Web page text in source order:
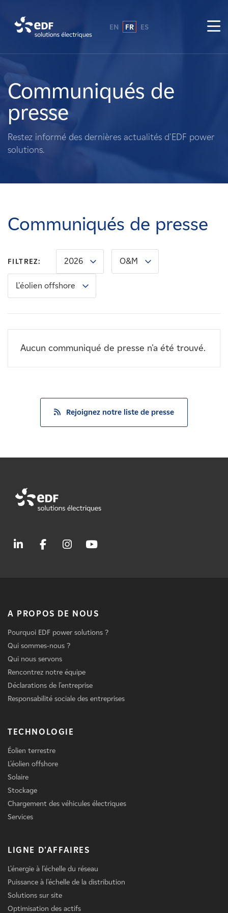
A propos de nous
Ce que nous faisons
Propriétaires fonciers
Carrières
Nouvelles
Contactez-nous
EN FR ES
Communiqués de
presse
Restez informé des dernières actualités d'EDF power
solutions.
Communiqués de presse
FILTREZ: 2026 O&M
L'éolien offshore
Aucun communiqué de presse n'a été trouvé.
Rejoignez notre liste de presse
A PROPOS DE NOUS
Pourquoi EDF power solutions ?
Qui sommes-nous ?
Qui nous servons
Rencontrez notre équipe
Déclarations de l'entreprise
Responsabilité sociale des entreprises
TECHNOLOGIE
Éolien terrestre
L'éolien offshore
Solaire
Stockage
Chargement des véhicules électriques
Services
LIGNE D'AFFAIRES
L'énergie à l'échelle du réseau
Puissance à l'échelle de la distribution
Solutions sur site
Optimisation des actifs